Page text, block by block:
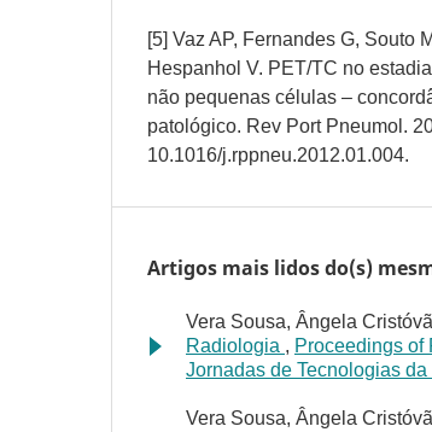
[5] Vaz AP, Fernandes G, Souto
Hespanhol V. PET/TC no
não pequenas células –
patológico. Rev Port Pneumol.
10.1016/j.rppneu.2012.01.004.
Artigos mais lidos do(s)
Vera Sousa, Ângela
Radiologia , Proceedings of
Jornadas de Tecnologias
Vera Sousa, Ângela